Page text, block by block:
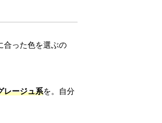
合った色を選ぶの
レージュ系を。自分